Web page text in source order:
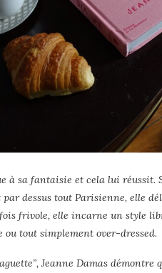
à sa fantaisie et cela lui
par dessus tout Parisienne, elle
frivole, elle incarne un style
tout simplement over-dressed.
Jeanne Damas